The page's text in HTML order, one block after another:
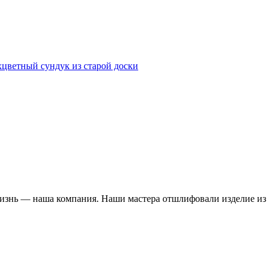
— наша компания. Наши мастера отшлифовали изделие из